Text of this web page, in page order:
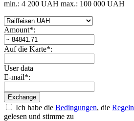
min.: 4 200 UAH max.: 100 000 UAH
Amount*:
Auf die Karte*:
User data
E-mail*:
Ich habe die Bedingungen, die Regeln
gelesen und stimme zu